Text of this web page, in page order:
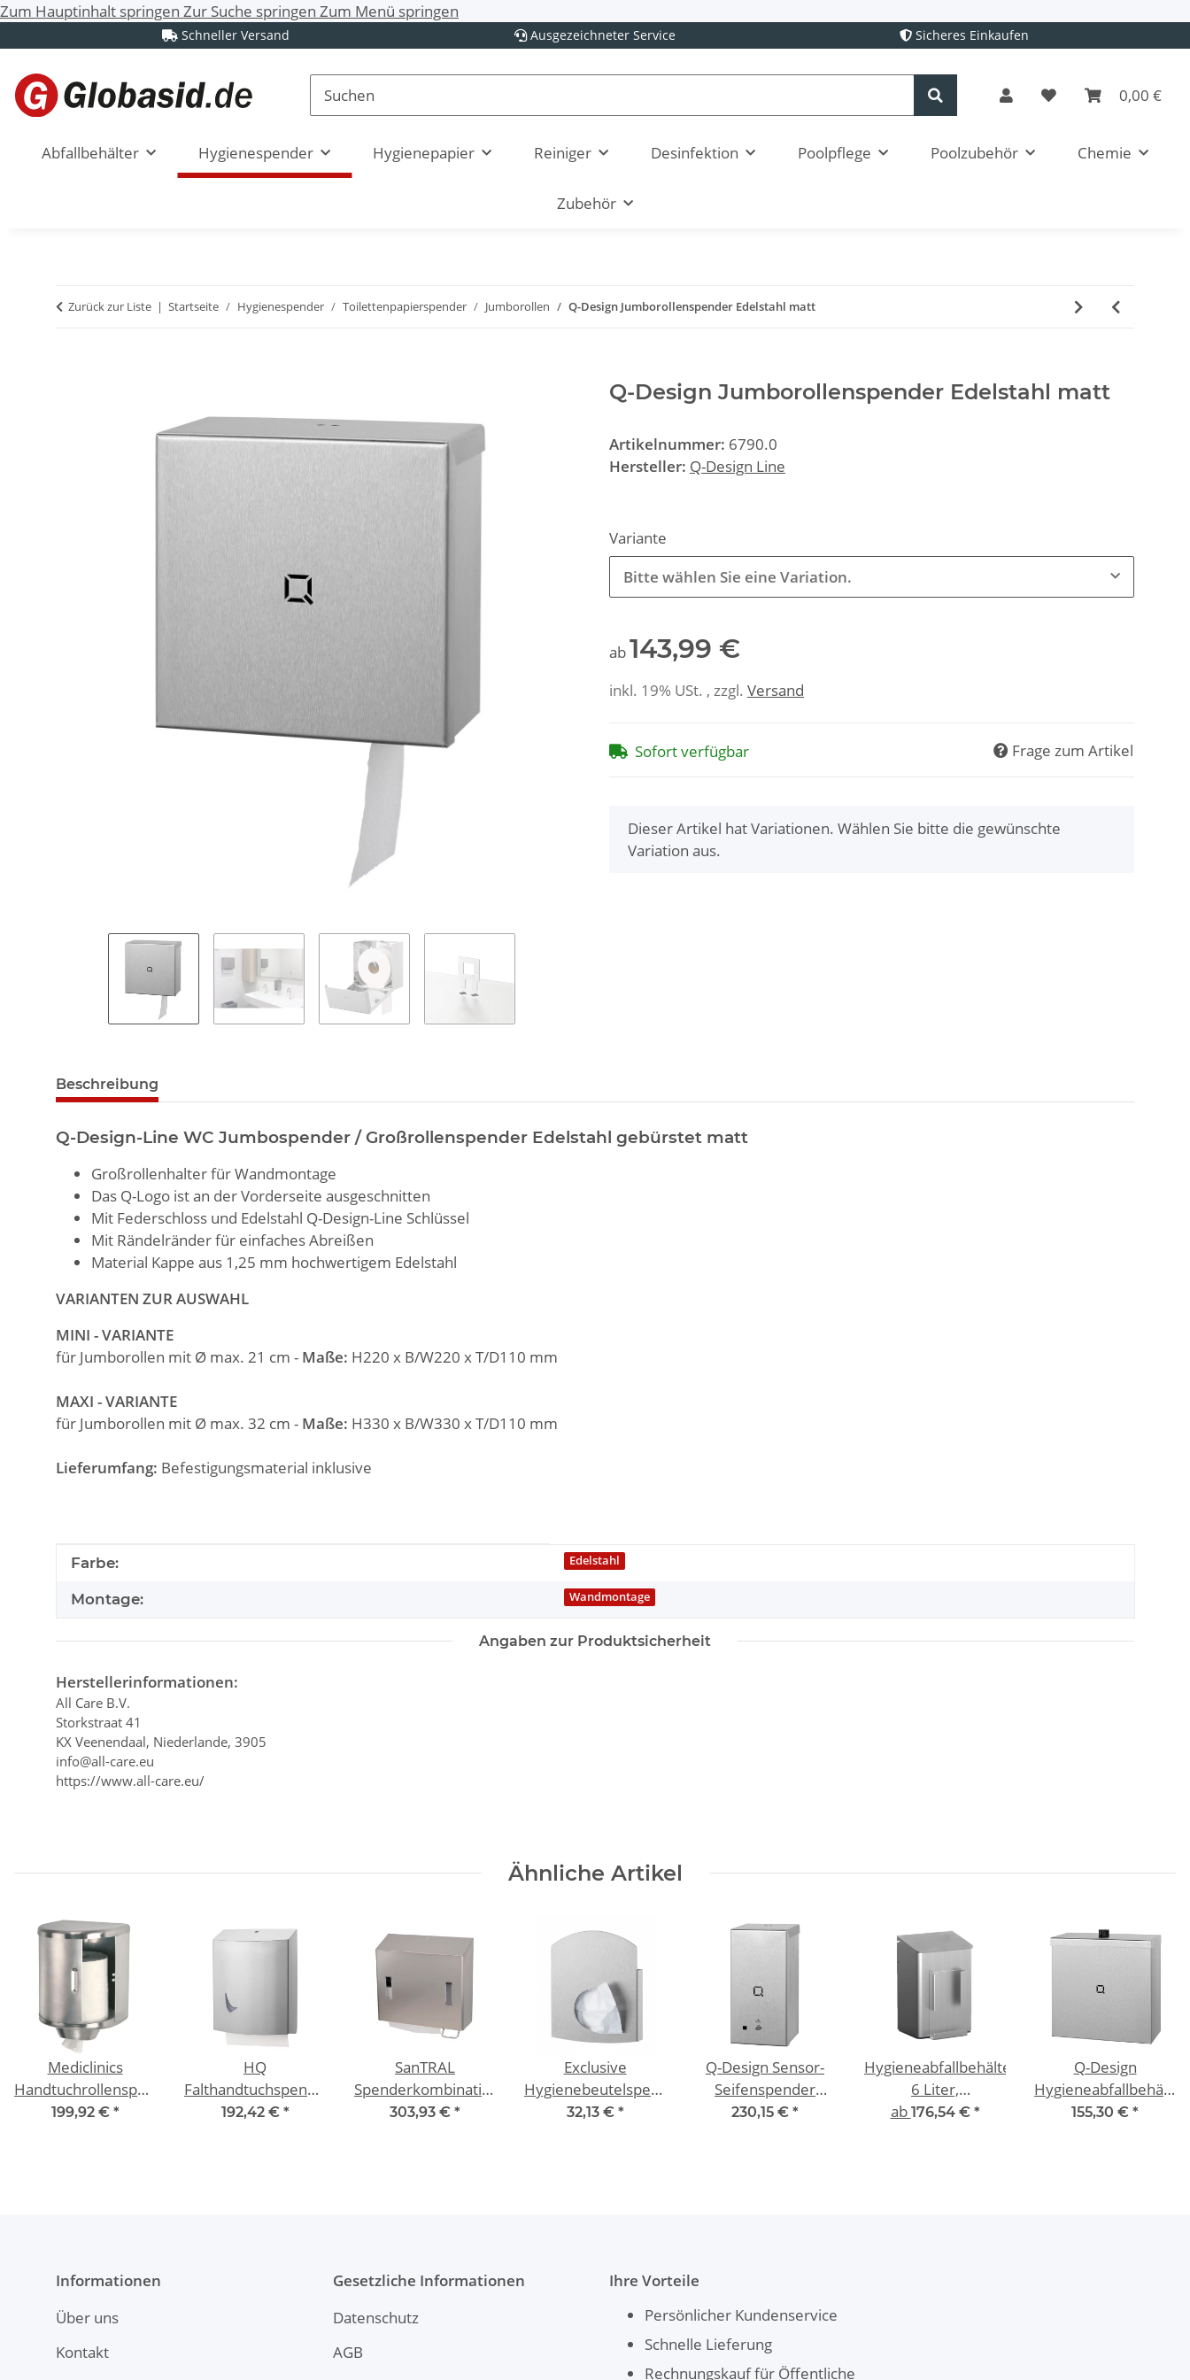
Zum Hauptinhalt springen Zur Suche springen Zum Menü springen
Schneller Versand Ausgezeichneter Service Sicheres Einkaufen
0,00 €
Abfallbehälter Hygienespender Hygienepapier Reiniger Desinfektion Poolpflege Poolzubehör Chemie
Zubehör
Zurück zur Liste Startseite Hygienespender Toilettenpapierspender Jumborollen Q-Design Jumborollenspender Edelstahl matt
Q-Design Jumborollenspender Edelstahl matt
Artikelnummer: 6790.0
Hersteller: Q-Design Line
Variante
Bitte wählen Sie eine Variation.
ab143,99 €
inkl. 19% USt. , zzgl. Versand
Sofort verfügbar Frage zum Artikel
x
Dieser Artikel hat Variationen. Wählen Sie bitte die gewünschte
Variation aus.
Beschreibung
Q-Design-Line WC Jumbospender / Großrollenspender Edelstahl gebürstet matt
Großrollenhalter für Wandmontage
Das Q-Logo ist an der Vorderseite ausgeschnitten
Mit Federschloss und Edelstahl Q-Design-Line Schlüssel
Mit Rändelränder für einfaches Abreißen
Material Kappe aus 1,25 mm hochwertigem Edelstahl
VARIANTEN ZUR AUSWAHL
MINI - VARIANTE
für Jumborollen mit Ø max. 21 cm - Maße: H220 x B/W220 x T/D110 mm
MAXI - VARIANTE
für Jumborollen mit Ø max. 32 cm - Maße: H330 x B/W330 x T/D110 mm
Lieferumfang: Befestigungsmaterial inklusive
Produkteigenschaft
Wert
Farbe: Edelstahl
Montage: Wandmontage
Angaben zur Produktsicherheit
Herstellerinformationen:
All Care B.V.
Storkstraat 41
KX Veenendaal, Niederlande, 3905
info@all-care.eu
https://www.all-care.eu/
Ähnliche Artikel
Mediclinics
Handtuchrollenspender
Edelstahl gebürstet
199,92 € *
HQ
Falthandtuchspender
Edelstahl gebürstet
192,42 € *
SanTRAL
Spenderkombination
Rechts Seifen- &
303,93 € *
Exclusive
Hygienebeutelspender
Edelstahl
32,13 € *
Q-Design Sensor-
Seifenspender
Edelstahl 650 ml
230,15 € *
Hygieneabfallbehälter
6 Liter,
Hygienemülleimer +
ab 176,54 € *
Q-Design
Hygieneabfallbehälter
9 Liter Edelstahl
155,30 € *
Informationen
Über uns
Kontakt
Gesetzliche Informationen
Datenschutz
AGB
Ihre Vorteile
Persönlicher Kundenservice
Schnelle Lieferung
Rechnungskauf für Öffentliche